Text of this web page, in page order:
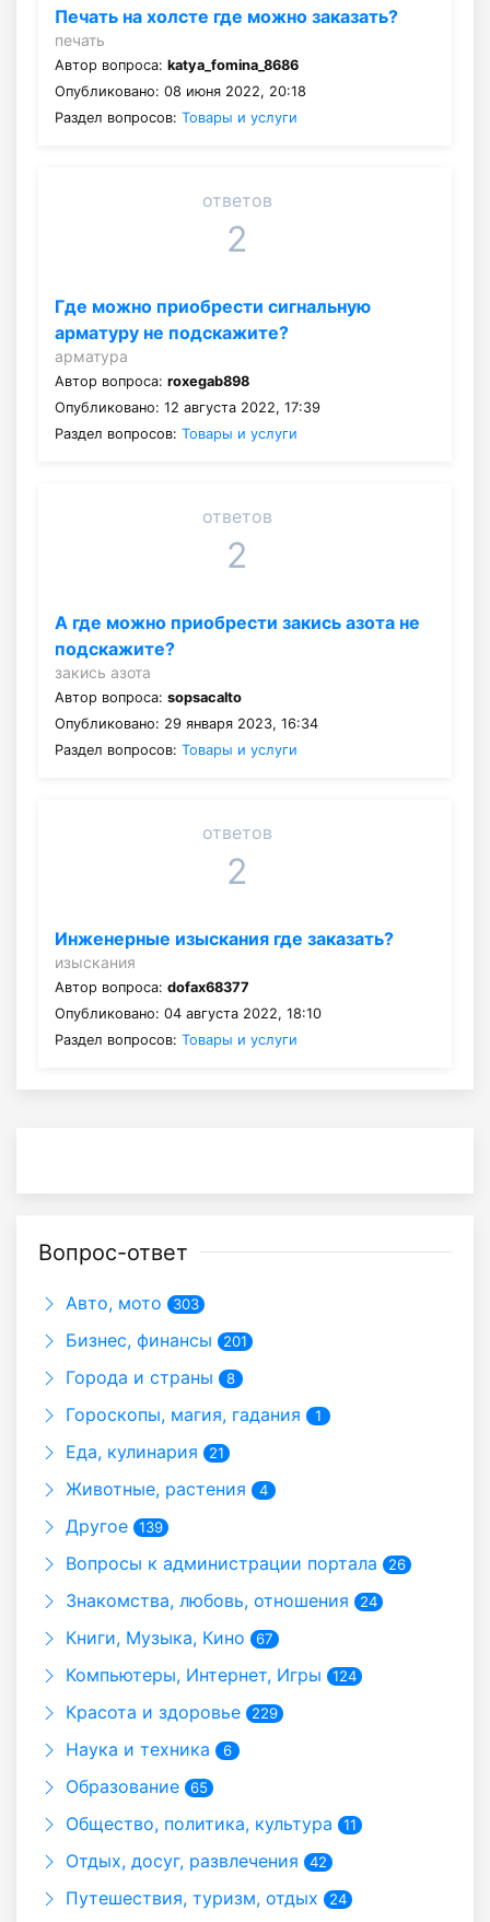
Печать на холсте где можно заказать?
печать
Автор вопроса: katya_fomina_8686
Опубликовано: 08 июня 2022, 20:18
Раздел вопросов: Товары и услуги
ответов
2
Где можно приобрести сигнальную
арматуру не подскажите?
арматура
Автор вопроса: roxegab898
Опубликовано: 12 августа 2022, 17:39
Раздел вопросов: Товары и услуги
ответов
2
А где можно приобрести закись азота не
подскажите?
закись азота
Автор вопроса: sopsacalto
Опубликовано: 29 января 2023, 16:34
Раздел вопросов: Товары и услуги
ответов
2
Инженерные изыскания где заказать?
изыскания
Автор вопроса: dofax68377
Опубликовано: 04 августа 2022, 18:10
Раздел вопросов: Товары и услуги
Вопрос-ответ
Авто, мото 303
Бизнес, финансы 201
Города и страны 8
Гороскопы, магия, гадания 1
Еда, кулинария 21
Животные, растения 4
Другое 139
Вопросы к администрации портала 26
Знакомства, любовь, отношения 24
Книги, Музыка, Кино 67
Компьютеры, Интернет, Игры 124
Красота и здоровье 229
Наука и техника 6
Образование 65
Общество, политика, культура 11
Отдых, досуг, развлечения 42
Путешествия, туризм, отдых 24